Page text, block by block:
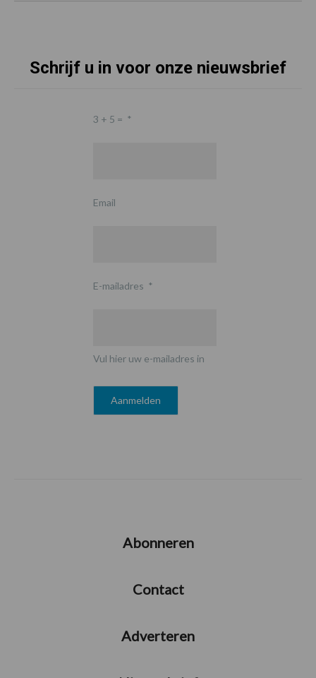
Schrijf u in voor onze nieuwsbrief
3 + 5 = *
Email
E-mailadres *
Vul hier uw e-mailadres in
Abonneren
Contact
Adverteren